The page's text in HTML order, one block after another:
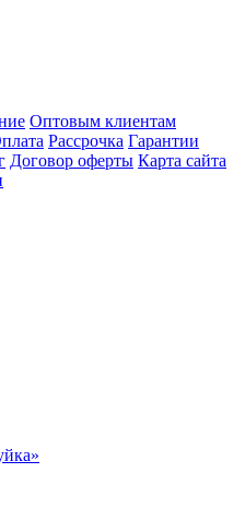
Оптовым клиентам
Рассрочка Гарантии
Договор оферты Карта сайта